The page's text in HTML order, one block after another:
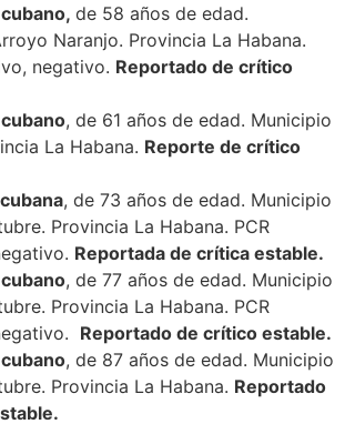
de 58 años de edad.
Naranjo. Provincia La Habana.
negativo. Reportado de crítico
, de 61 años de edad. Municipio
La Habana. Reporte de crítico
, de 73 años de edad. Municipio
Provincia La Habana. PCR
Reportada de crítica estable.
, de 77 años de edad. Municipio
Provincia La Habana. PCR
Reportado de crítico estable.
, de 87 años de edad. Municipio
Provincia La Habana. Reportado